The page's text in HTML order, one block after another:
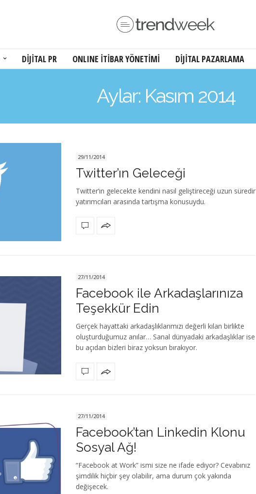
DİJİTAL PR ONLINE İTİBAR YÖNETİMİ DİJİTAL PAZARLAMA
Aylar: Kasım 2014
29/11/2014
Twitter’ın Geleceği
Twitter’ın gelecekte kendini nasıl geliştireceği uzun süredir
yatırımcıları arasında tartışma konusuydu.
27/11/2014
Facebook ile Arkadaşlarınıza
Teşekkür Edin
Gerçek hayattaki arkadaşlıklarımızı değerli kılan birlikte
oluşturduğumuz anılar… Sanal dünyadaki arkadaşlıklar ise
bu açıdan bizleri biraz yoksun bırakıyor.
27/11/2014
Facebook’tan Linkedin Klonu
Sosyal Ağ!
“Facebook at Work” ismi size ne ifade ediyor? Cevabınız
şimdilik hiçbir şey olabilir, ama durum çok yakında
değişecek.